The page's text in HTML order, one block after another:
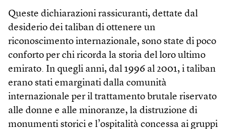
Queste dichiarazioni rassicuranti, dettate dal
desiderio dei taliban di ottenere un
riconoscimento internazionale, sono state di poco
conforto per chi ricorda la storia del loro ultimo
emirato. In quegli anni, dal 1996 al 2001, i taliban
erano stati emarginati dalla comunità
internazionale per il trattamento brutale riservato
alle donne e alle minoranze, la distruzione di
monumenti storici e l’ospitalità concessa ai gruppi